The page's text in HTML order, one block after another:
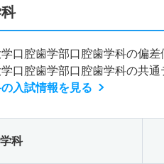
口腔歯学部口腔歯学科の偏差
口腔歯学部口腔歯学科の共通
入試情報を見る
科